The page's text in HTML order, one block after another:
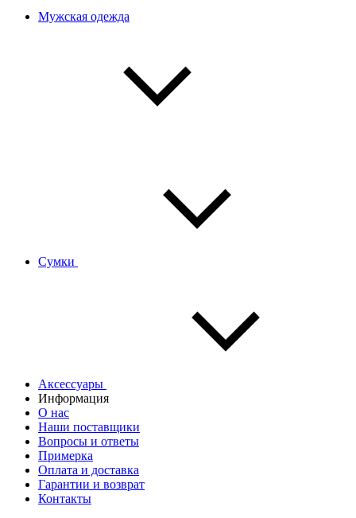
Мужская одежда
Сумки
Аксессуары
Информация
О нас
Наши поставщики
Вопросы и ответы
Примерка
Оплата и доставка
Гарантии и возврат
Контакты